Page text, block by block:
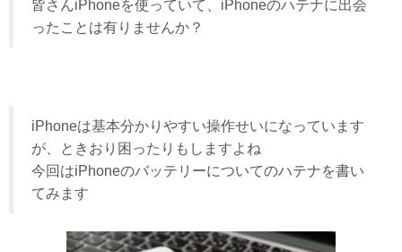
皆さんiPhoneを使っていて、iPhoneのハテナに出会
ったことは有りませんか？
iPhoneは基本分かりやすい操作せいになっています
が、ときおり困ったりもしますよね
今回はiPhoneのバッテリーについてのハテナを書い
てみます